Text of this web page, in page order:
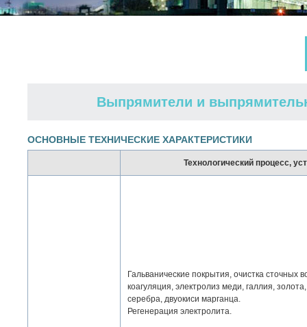
Выпрямители и
ОСНОВНЫЕ ТЕХНИЧЕСКИЕ ХАРАКТЕРИСТИКИ
Технологический процесс,
Гальванические покрытия, очистка сточных
коагуляция, электролиз меди, галлия, золота,
серебра, двуокиси марганца.
Регенерация электролита.